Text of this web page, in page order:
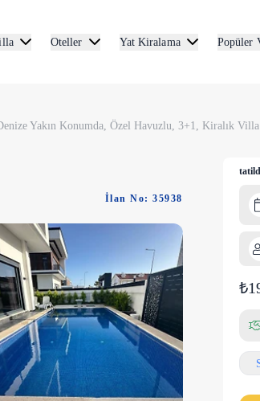
Oteller Yat Kiralama Popüler
Yakın Konumda, Özel Havuzlu, 3+1, Kiralık Villa
İlan No: 35938